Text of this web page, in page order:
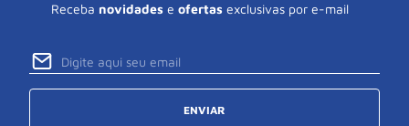
Receba novidades e ofertas exclusivas por e-mail
ENVIAR